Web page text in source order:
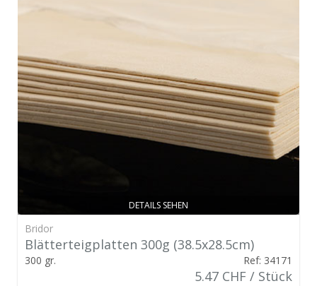
DETAILS SEHEN
Bridor
Blätterteigplatten 300g (38.5x28.5cm)
300 gr. Ref: 34171
5.47 CHF / Stück